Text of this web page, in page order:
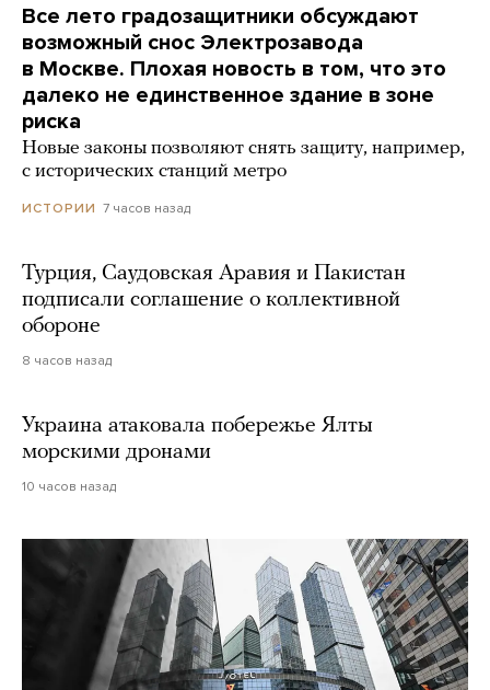
Все лето градозащитники обсуждают
возможный снос Электрозавода
в Москве. Плохая новость в том, что это
далеко не единственное здание в зоне
риска
Новые законы позволяют снять защиту, например,
с исторических станций метро
ИСТОРИИ 7 часов назад
Турция, Саудовская Аравия и Пакистан
подписали соглашение о коллективной
обороне
8 часов назад
Украина атаковала побережье Ялты
морскими дронами
10 часов назад